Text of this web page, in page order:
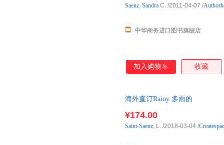
中华商务进口图书旗舰店
Saenz, Sandra C. /2011-04-07 /
加入购物车 收藏
海外直订Rainy 多雨的
¥174.00
Saint-Saenz, L. /2018-03-04 /